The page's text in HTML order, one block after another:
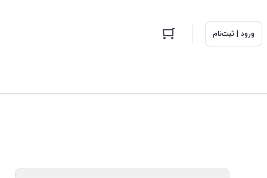
ورود | ثبت‌نام